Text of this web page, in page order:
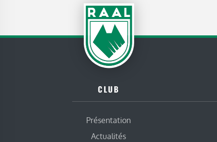
CLUB
Présentation
Actualités